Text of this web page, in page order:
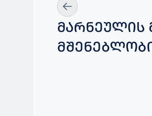
ᲛᲐᲠᲜᲔᲣᲚᲘᲡ